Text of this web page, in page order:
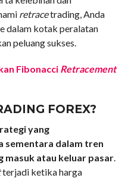
retracetrading, Anda
dalam kotak peralatan
peluang sukses.
Fibonacci Retracement
FOREX?
yang
sementara dalam tren
masuk atau keluar pasar.
terjadi ketika harga